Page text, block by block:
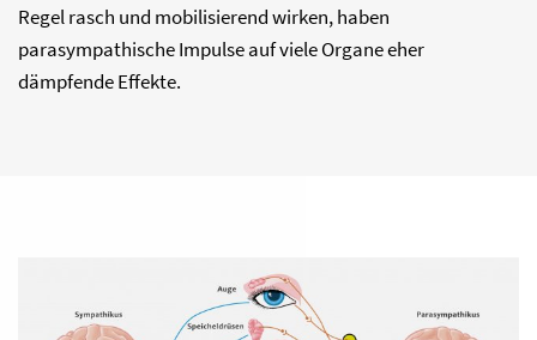
Regel rasch und mobilisierend wirken, haben
parasympathische Impulse auf viele Organe eher
dämpfende Effekte.